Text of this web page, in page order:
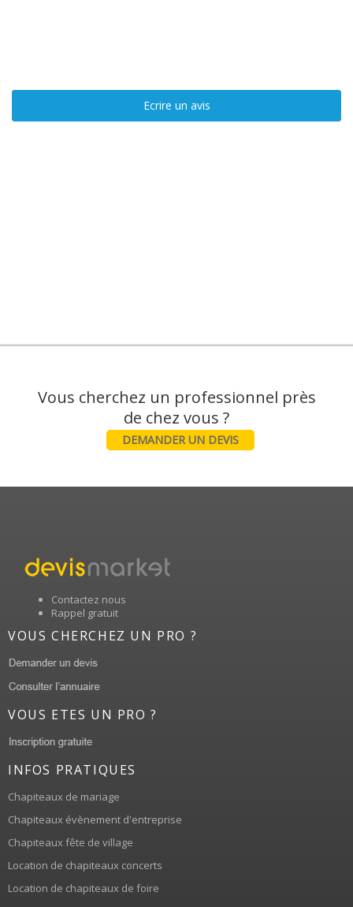
Ecrire un avis
Vous cherchez un professionnel près
DEMANDER UN DEVIS
Contactez nous
Rappel gratuit
VOUS CHERCHEZ UN PRO ?
VOUS ETES UN PRO ?
INFOS PRATIQUES
Chapiteaux de mariage
Chapiteaux évènement d'entreprise
Chapiteaux fête de village
Location de chapiteaux concerts
Location de chapiteaux de foire